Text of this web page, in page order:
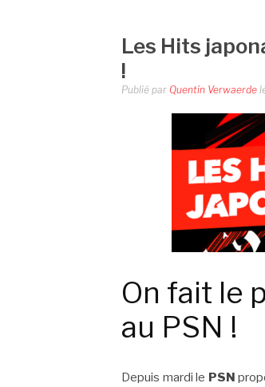
Les Hits
!
Publié par Quentin Verwaerde
On fait le
au PSN !
Depuis mardi le PSN